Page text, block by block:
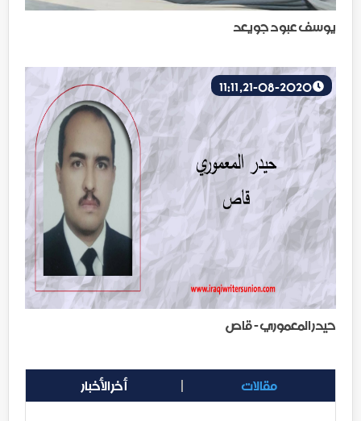
يوسف عبود جويعد
حيدر المعموري - قاص
مقالات أخر الأخبار